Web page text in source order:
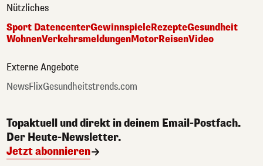
Nützliches
Sport DatencenterGewinnspieleRezepteGesundheit
WohnenVerkehrsmeldungenMotorReisenVideo
Externe Angebote
NewsFlixGesundheitstrends.com
Topaktuell und direkt in deinem Email-Postfach.
Der Heute-Newsletter.
Jetzt abonnieren